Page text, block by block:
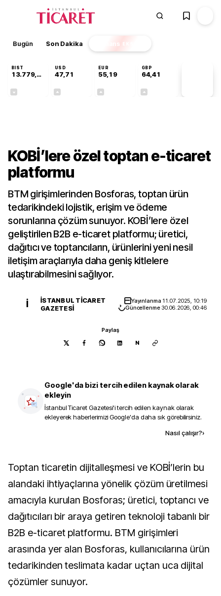
Bugün Son Dakika Finans EKSTRA
BIST
13.779,39
USD
47,71
EUR
55,19
GBP
64,41
KOBİ’lere özel toptan e-ticaret
platformu
BTM girişimlerinden Bosforas, toptan ürün
tedarikindeki lojistik, erişim ve ödeme
sorunlarına çözüm sunuyor. KOBİ’lere özel
geliştirilen B2B e-ticaret platformu; üretici,
dağıtıcı ve toptancıların, ürünlerini yeni nesil
iletişim araçlarıyla daha geniş kitlelere
ulaştırabilmesini sağlıyor.
İ
İSTANBUL TICARET
GAZETESI
Yayınlanma 11.07.2025, 10:19
Güncellenme 30.06.2026, 00:46
Paylaş
N
Google'da bizi tercih edilen kaynak olarak
ekleyin
İstanbul Ticaret Gazetesi'i tercih edilen kaynak olarak
ekleyerek haberlerimizi Google'da daha sık görebilirsiniz.
Nasıl çalışır?›
Toptan ticaretin dijitalleşmesi ve KOBİ’lerin bu
alandaki ihtiyaçlarına yönelik çözüm üretilmesi
amacıyla kurulan Bosforas; üretici, toptancı ve
dağıtıcıları bir araya getiren teknoloji tabanlı bir
B2B e-ticaret platformu. BTM girişimleri
arasında yer alan Bosforas, kullanıcılarına ürün
tedarikinden teslimata kadar uçtan uca dijital
çözümler sunuyor.